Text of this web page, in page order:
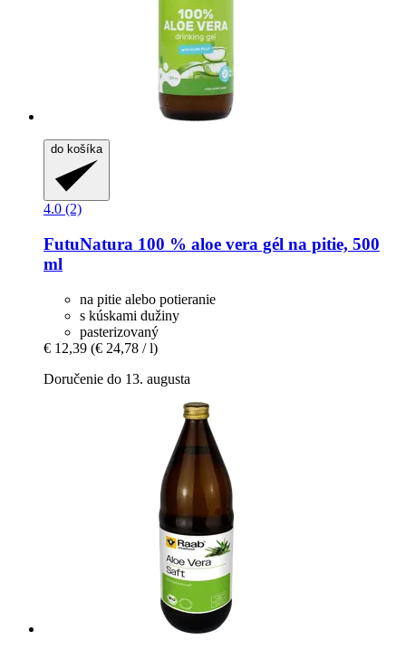
do košíka
4.0 (2)
FutuNatura 100 % aloe vera gél na pitie, 500
ml
na pitie alebo potieranie
s kúskami dužiny
pasterizovaný
€ 12,39 (€ 24,78 / l)
Doručenie do 13. augusta